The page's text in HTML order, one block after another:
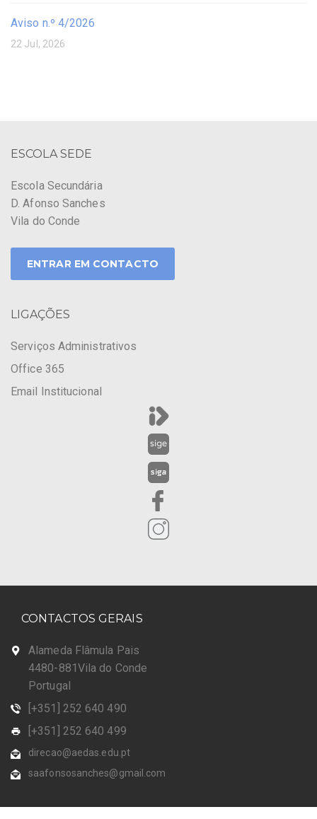
Aviso n.º 4/2026
22 Jul, 2026
ESCOLA SEDE
Escola Secundária
D. Afonso Sanches
Vila do Conde
ENTRAR EM CONTACTO
LIGAÇÕES
Serviços Administrativos
Office 365
Email Institucional
CONTACTOS GERAIS
Alameda Flâmula Pais
4480-881Vila do Conde
Portugal
[+351] 252 640 490
[+351] 252 640 499
direcao@aedas.edu.pt
saafonsosanches@gmail.com